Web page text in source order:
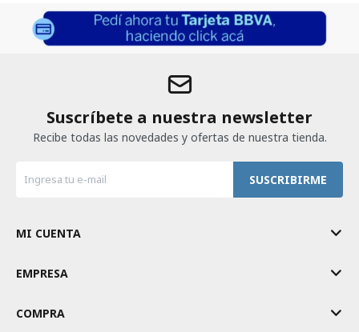
Suscríbete a nuestra newsletter
Recibe todas las novedades y ofertas de nuestra tienda.
SUSCRIBIRME
MI CUENTA
EMPRESA
COMPRA